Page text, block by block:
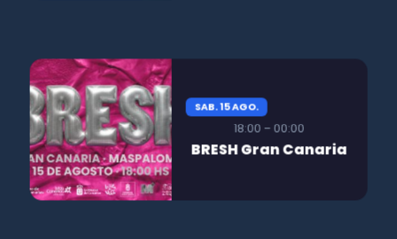
SAB. 15 AGO.
18:00 – 00:00
BRESH Gran Canaria